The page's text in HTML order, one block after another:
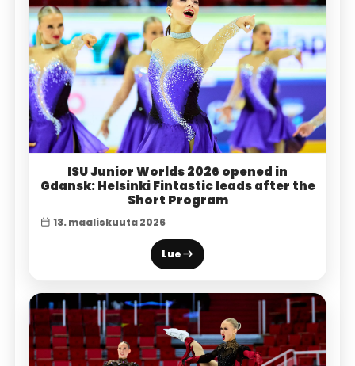
ISU Junior Worlds 2026 opened in
Gdansk: Helsinki Fintastic leads after the
Short Program
13. maaliskuuta 2026
Lue